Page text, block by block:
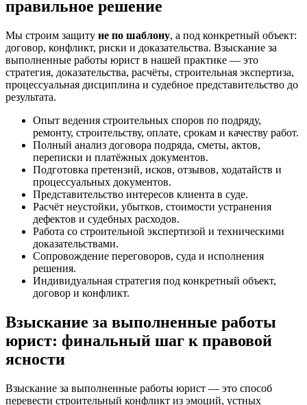
правильное решение
Мы строим защиту не по шаблону, а под конкретный объект:
договор, конфликт, риски и доказательства. Взыскание за
выполненные работы юрист в нашей практике — это
стратегия, доказательства, расчёты, строительная экспертиза,
процессуальная дисциплина и судебное представительство до
результата.
Опыт ведения строительных споров по подряду,
ремонту, строительству, оплате, срокам и качеству работ.
Полный анализ договора подряда, сметы, актов,
переписки и платёжных документов.
Подготовка претензий, исков, отзывов, ходатайств и
процессуальных документов.
Представительство интересов клиента в суде.
Расчёт неустойки, убытков, стоимости устранения
дефектов и судебных расходов.
Работа со строительной экспертизой и техническими
доказательствами.
Сопровождение переговоров, суда и исполнения
решения.
Индивидуальная стратегия под конкретный объект,
договор и конфликт.
Взыскание за выполненные работы
юрист: финальный шаг к правовой
ясности
Взыскание за выполненные работы юрист — это способ
перевести строительный конфликт из эмоций, устных